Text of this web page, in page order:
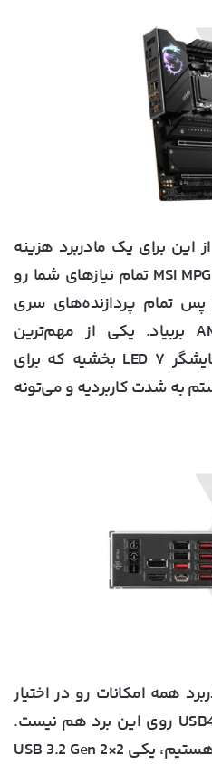
این برای یک مادربرد هزینه
کنید. MSI MPG X670E CARBON WIFI تمام نیازهای شما رو
تمام پردازنده‌های سری
۷۰۰۰ تا ۹۰۰۰ شرکت AMD بربیاد. یکی از مهم‌ترین
قابلیت‌های این مادربرد، نمایشگر LED ۷ بخشیه که برای
به شدت کاربردیه و می‌تونه
همه امکانات رو در اختیار
شما می‌ذاره. البته خبری از USB4 روی این برد هم نیست.
اینجا شاهد ۲ درگاه USB-C هستیم، یکی USB 3.2 Gen 2×2